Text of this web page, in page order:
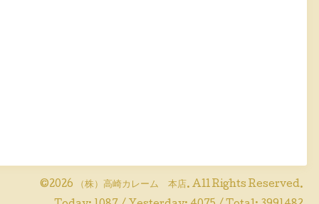
©2026 （株）高崎カレーム 本店. All Rights Reserved.